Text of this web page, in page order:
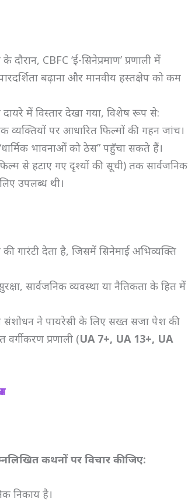
दौरान, CBFC ‘ई-सिनेप्रमाण’ प्रणाली में
बढ़ाना और मानवीय हस्तक्षेप को कम
में विस्तार देखा गया, विशेष रूप से:
व्यक्तियों पर आधारित फिल्मों की गहन जांच।
भावनाओं को ठेस” पहुँचा सकते हैं।
से हटाए गए दृश्यों की सूची) तक सार्वजनिक
उपलब्ध थी।
गारंटी देता है, जिसमें सिनेमाई अभिव्यक्ति
सार्वजनिक व्यवस्था या नैतिकता के हित में
संशोधन ने पायरेसी के लिए सख्त सजा पेश की
प्रणाली (UA 7+, UA 13+, UA
कथनों पर विचार कीजिए:
निकाय है।